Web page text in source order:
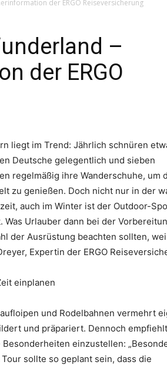
|
Touristiknews
und
der ERGO Reiseversicherung
–
der ERGO
liegt im Trend: Jährlich schnüren
Deutsche gelegentlich und sieben
regelmäßig ihre Wanderschuhe, um
zu genießen. Doch nicht nur in der
auch im Winter ist der Outdoor-
Was Urlauber dann bei der
der Ausrüstung beachten sollten,
Expertin der ERGO
einplanen
und Rodelbahnen vermehrt
und präpariert. Dennoch
einzustellen:
sollte so geplant sein, dass die